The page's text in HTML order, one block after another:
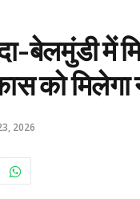
बेलमुंडी में
को
2026